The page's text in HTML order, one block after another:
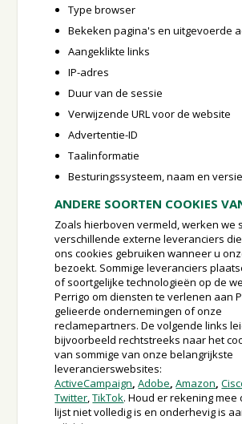
Type browser
Bekeken pagina's en uitgevoerde
Aangeklikte links
IP-adres
Duur van de sessie
Verwijzende URL voor de website
Advertentie-ID
Taalinformatie
Besturingssysteem, naam en versie
ANDERE SOORTEN COOKIES
Zoals hierboven vermeld, werken we
verschillende externe leveranciers
ons cookies gebruiken wanneer u
bezoekt. Sommige leveranciers
of soortgelijke technologieën op de
Perrigo om diensten te verlenen aan
gelieerde ondernemingen of onze
reclamepartners. De volgende links
bijvoorbeeld rechtstreeks naar het
van sommige van onze belangrijkste
leverancierswebsites:
ActiveCampaign,Adobe,Amazon,
Twitter,TikTok. Houd er rekening mee
lijst niet volledig is en onderhevig is